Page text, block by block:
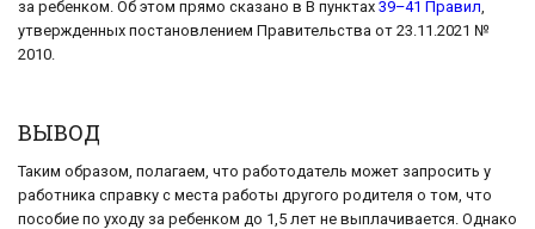
за ребенком. Об этом прямо сказано в В пунктах 39–41 Правил
утвержденных постановлением Правительства от 23.11.2021 №
2010.
ВЫВОД
Таким образом, полагаем, что работодатель может запросить у
работника справку с места работы другого родителя о том, что
пособие по уходу за ребенком до 1,5 лет не выплачивается. Однако